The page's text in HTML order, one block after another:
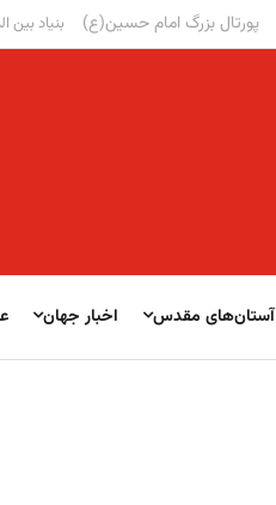
پورتال بزرگ امام حسین(ع) بنیاد بین
آستان‌های مقدس اخبار جهان